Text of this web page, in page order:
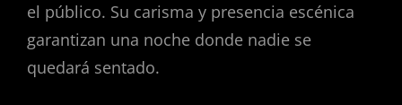
el público. Su carisma y presencia escénica
garantizan una noche donde nadie se
quedará sentado.